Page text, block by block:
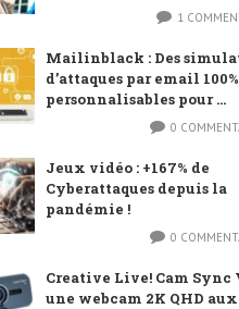
1
Mailinblack : Des
d’attaques par email 100%
personnalisables pour ...
0
Jeux vidéo : +167% de
Cyberattaques depuis la
pandémie !
0
Creative Live! Cam Sync
une webcam 2K QHD aux